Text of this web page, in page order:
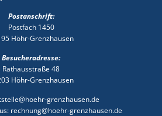
Postanschrift:
Postfach 1450
Höhr-Grenzhausen
Besucheradresse:
Rathausstraße 48
Höhr-Grenzhausen
grenzhausen.de
rechnung@hoehr-grenzhausen.de